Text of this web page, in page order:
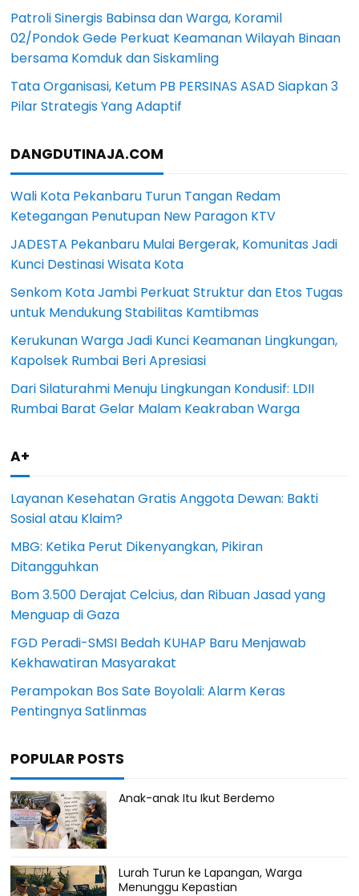
Patroli Sinergis Babinsa dan Warga, Koramil
02/Pondok Gede Perkuat Keamanan Wilayah Binaan
bersama Komduk dan Siskamling
Tata Organisasi, Ketum PB PERSINAS ASAD Siapkan 3
Pilar Strategis Yang Adaptif
DANGDUTINAJA.COM
Wali Kota Pekanbaru Turun Tangan Redam
Ketegangan Penutupan New Paragon KTV
JADESTA Pekanbaru Mulai Bergerak, Komunitas Jadi
Kunci Destinasi Wisata Kota
Senkom Kota Jambi Perkuat Struktur dan Etos Tugas
untuk Mendukung Stabilitas Kamtibmas
Kerukunan Warga Jadi Kunci Keamanan Lingkungan,
Kapolsek Rumbai Beri Apresiasi
Dari Silaturahmi Menuju Lingkungan Kondusif: LDII
Rumbai Barat Gelar Malam Keakraban Warga
A+
Layanan Kesehatan Gratis Anggota Dewan: Bakti
Sosial atau Klaim?
MBG: Ketika Perut Dikenyangkan, Pikiran
Ditangguhkan
Bom 3.500 Derajat Celcius, dan Ribuan Jasad yang
Menguap di Gaza
FGD Peradi-SMSI Bedah KUHAP Baru Menjawab
Kekhawatiran Masyarakat
Perampokan Bos Sate Boyolali: Alarm Keras
Pentingnya Satlinmas
POPULAR POSTS
Anak-anak Itu Ikut Berdemo
Lurah Turun ke Lapangan, Warga
Menunggu Kepastian